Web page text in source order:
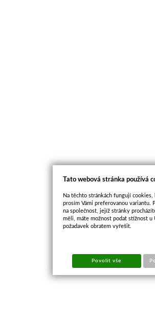
Tato webová stránka používá
Na těchto stránkách fungují
prosím Vámi preferovanou variantu.
na společnost, jejíž stránky
měli, máte možnost podat stížnost u
požadavek obratem vyřešit.
Povolit vše